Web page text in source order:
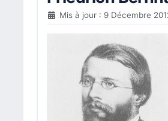
Mis à jour : 9 Décembre